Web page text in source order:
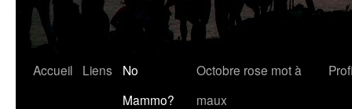
Accueil Liens
No
Mammo?
Octobre rose mot à
maux